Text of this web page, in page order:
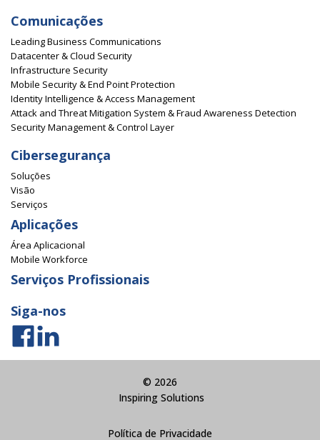
Comunicações
Leading Business Communications
Datacenter & Cloud Security
Infrastructure Security
Mobile Security & End Point Protection
Identity Intelligence & Access Management
Attack and Threat Mitigation System & Fraud Awareness Detection
Security Management & Control Layer
Cibersegurança
Soluções
Visão
Serviços
Aplicações
Área Aplicacional
Mobile Workforce
Serviços Profissionais
Siga-nos
© 2026
Inspiring Solutions
Política de Privacidade